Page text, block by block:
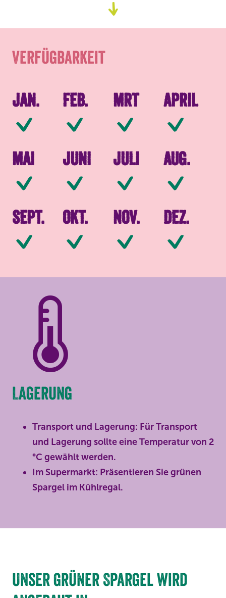
Verpackung
Verfügbarkeit
Jan.
Verfügbar
Feb.
Verfügbar
Mrt
Verfügbar
April
Mai
Verfügbar
Juni
Verfügbar
Juli
Verfügbar
Aug.
Sept.
Verfügbar
Okt.
Verfügbar
Nov.
Verfügbar
Dez.
Lagerung
Transport und Lagerung: Für Transport
und Lagerung sollte eine Temperatur von 2
°C gewählt werden.
Im Supermarkt: Präsentieren Sie grünen
Spargel im Kühlregal.
Unser grüner Spargel wird